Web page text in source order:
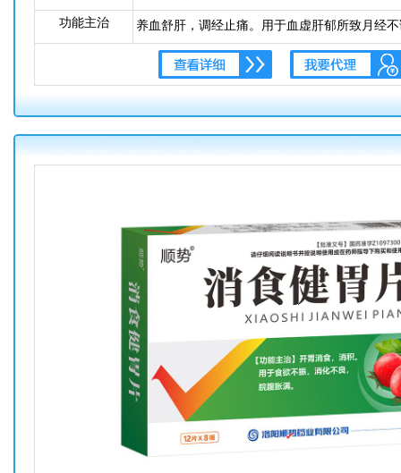
功能主治
养血舒肝，调经止痛。用于血虚肝郁所致月经
诸证，症见行经后错，经水量少、有血块，行
痛减，经前双乳胀痛、烦躁，食欲不振【性状